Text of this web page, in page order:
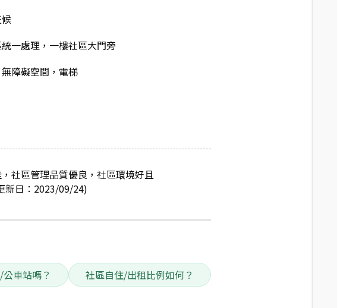
一處理，一樓社區大門旁
障礙空間，電梯
社區管理品質優良，社區環境好且
新日：2023/09/24)
車站嗎？ 社區自住/出租比例如何？